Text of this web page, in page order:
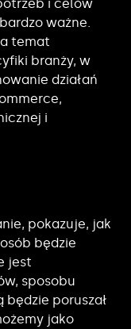
i celów
ważne.
temat
branży, w
działań
i
pokazuje, jak
będzie
jest
sposobu
poruszał
jako